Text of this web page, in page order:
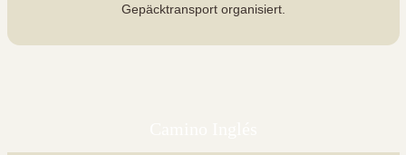
Gepäcktransport organisiert.